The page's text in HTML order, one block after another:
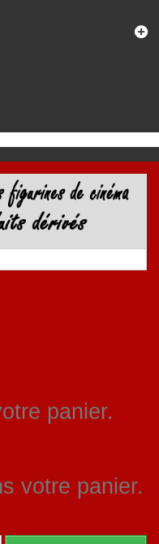
panier.
votre panier.